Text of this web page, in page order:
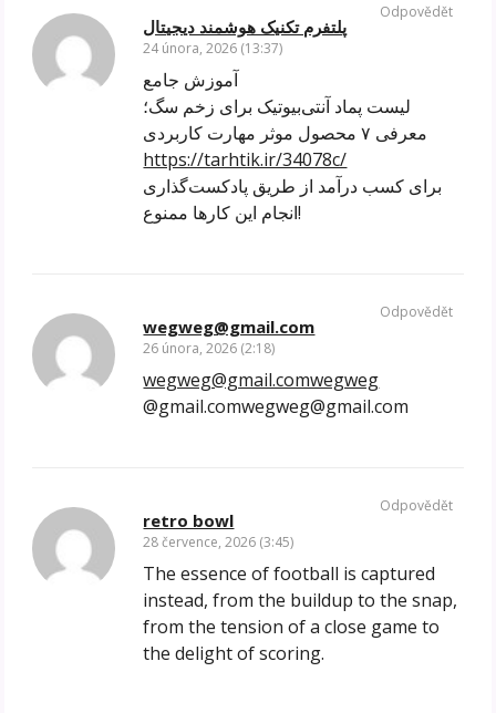
پلتفرم تکنیک هوشمند دیجیتال
24 února, 2026 (13:37)
آموزش جامع
لیست پماد آنتی‌بیوتیک برای زخم سگ؛
معرفی ۷ محصول موثر مهارت کاربردی
https://tarhtik.ir/34078c/
برای کسب درآمد از طریق پادکست‌گذاری
انجام این کارها ممنوع!
Odpovědět
wegweg@gmail.com
26 února, 2026 (2:18)
wegweg@gmail.comwegweg
@gmail.comwegweg@gmail.com
Odpovědět
retro bowl
28 července, 2026 (3:45)
The essence of football is captured
instead, from the buildup to the snap,
from the tension of a close game to
the delight of scoring.
Odpovědět